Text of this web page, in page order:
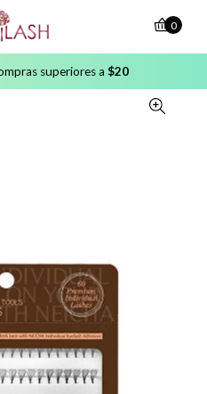
superiores a $20
0